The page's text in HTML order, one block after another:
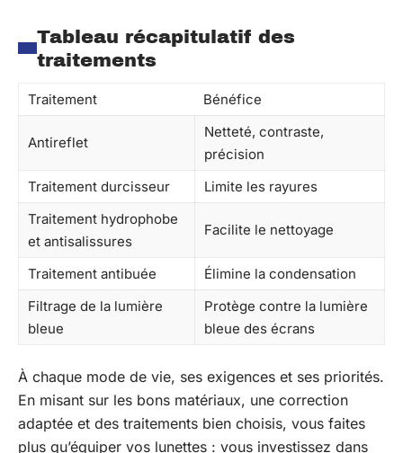
Tableau récapitulatif des
traitements
Traitement Bénéfice
Antireflet
Netteté, contraste,
précision
Traitement durcisseur
Limite les rayures
Traitement hydrophobe
et antisalissures
Facilite le nettoyage
Traitement antibuée
Élimine la condensation
Filtrage de la lumière
bleue
Protège contre la lumière
bleue des écrans
À chaque mode de vie, ses exigences et ses priorités.
En misant sur les bons matériaux, une correction
adaptée et des traitements bien choisis, vous faites
plus qu’équiper vos lunettes : vous investissez dans